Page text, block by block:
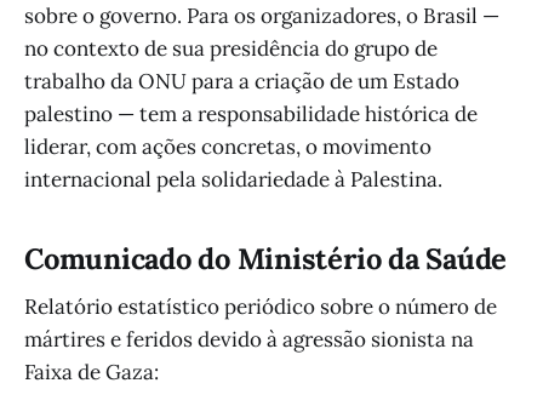
sobre o governo. Para os organizadores, o Brasil —
no contexto de sua presidência do grupo de
trabalho da ONU para a criação de um Estado
palestino — tem a responsabilidade histórica de
liderar, com ações concretas, o movimento
internacional pela solidariedade à Palestina.
Comunicado do Ministério da Saúde
Relatório estatístico periódico sobre o número de
mártires e feridos devido à agressão sionista na
Faixa de Gaza: